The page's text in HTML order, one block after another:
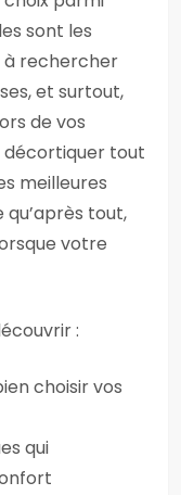
sont les
à rechercher
et surtout,
de vos
décortiquer tout
meilleures
tout,
votre
:
choisir vos
qui